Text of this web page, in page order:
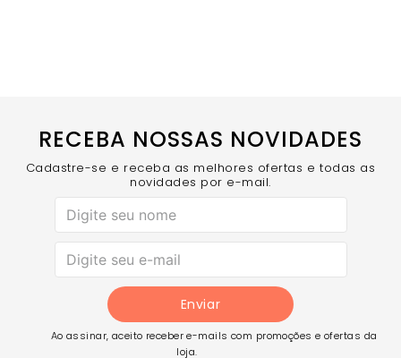
RECEBA NOSSAS NOVIDADES
Cadastre-se e receba as melhores ofertas e todas as
novidades por e-mail.
Enviar
Ao assinar, aceito receber e-mails com promoções e ofertas da
loja.